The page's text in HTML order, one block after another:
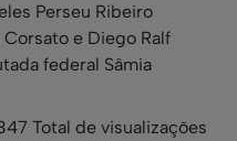
Perseu Ribeiro
e Diego Ralf
federal Sâmia
Total de visualizações